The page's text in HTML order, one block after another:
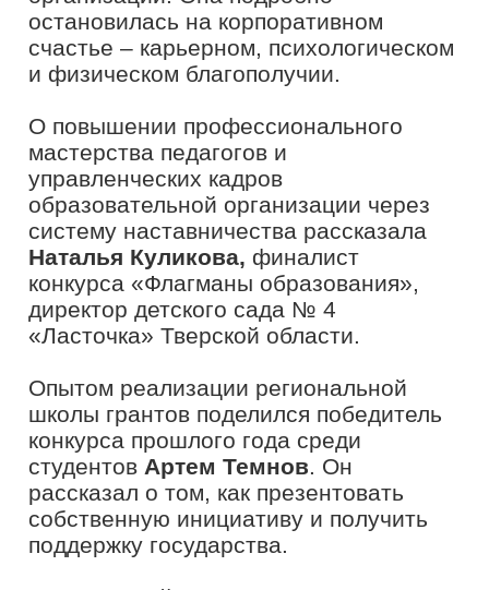
Студенческий актив «Флагманов
образования» – это дружное
молодежное сообщество, которое
делится возможностями для
развития в сфере образования,
популяризирует педагогические
специальности и вовлекает студентов
в работу в системе образования
России. Цель актива – продвижение
инструментов и сервисов проекта
«Флагманы образования», лучших
практик и тиражирование современных
технологий в сфере образования во
всех регионах России.